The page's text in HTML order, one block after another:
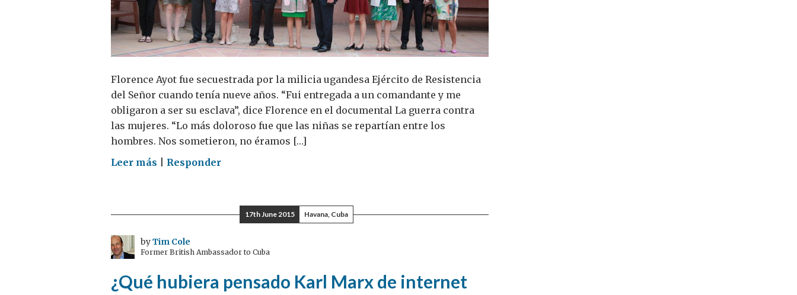
Florence Ayot fue secuestrada por la milicia ugandesa Ejército de Resistencia
del Señor cuando tenía nueve años. “Fui entregada a un comandante y me
obligaron a ser su esclava”, dice Florence en el documental La guerra contra
las mujeres. “Lo más doloroso fue que las niñas se repartían entre los
hombres. Nos sometieron, no éramos […]
Leer más on
comandante
y
su
Responder
17th June 2015 Havana, Cuba
byTim Cole
Former British Ambassador to Cuba
¿Qué hubiera pensado Karl Marx de internet